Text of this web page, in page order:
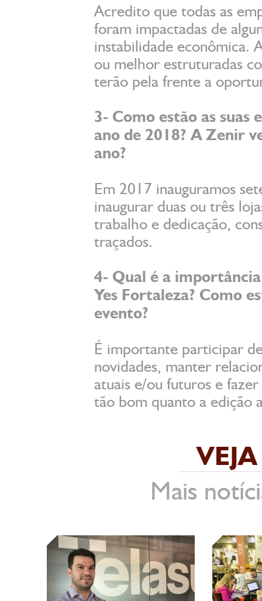
Acredito que todas as
foram impactadas de
instabilidade econômica.
ou melhor estruturadas
terão pela frente a
3- Como estão as suas
ano de 2018? A Zenir
ano?
Em 2017 inauguramos
inaugurar duas ou três
trabalho e dedicação,
traçados.
4- Qual é a
Yes Fortaleza? Como
evento?
É importante participar
novidades, manter
atuais e/ou futuros e
tão bom quanto a edição
Mais